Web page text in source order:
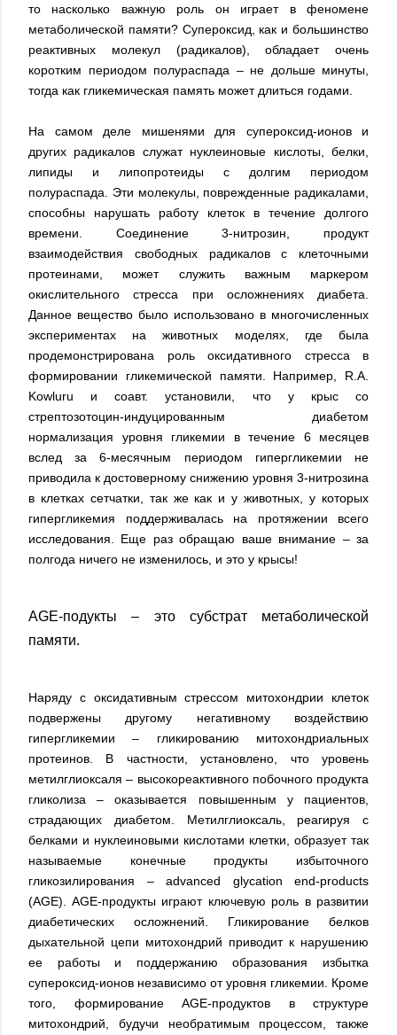
то насколько важную роль он играет в феномене
метаболической памяти? Супероксид, как и большинство
реактивных молекул (радикалов), обладает очень
коротким периодом полураспада – не дольше минуты,
тогда как гликемическая память может длиться годами.
На самом деле мишенями для супероксид-ионов и
других радикалов служат нуклеиновые кислоты, белки,
липиды и липопротеиды с долгим периодом
полураспада. Эти молекулы, поврежденные радикалами,
способны нарушать работу клеток в течение долгого
времени. Соединение 3-нитрозин, продукт
взаимодействия свободных радикалов с клеточными
протеинами, может служить важным маркером
окислительного стресса при осложнениях диабета.
Данное вещество было использовано в многочисленных
экспериментах на животных моделях, где была
продемонстрирована роль оксидативного стресса в
формировании гликемической памяти. Например, R.A.
Kowluru и соавт. установили, что у крыс со
стрептозотоцин-индуцированным диабетом
нормализация уровня гликемии в течение 6 месяцев
вслед за 6-месячным периодом гипергликемии не
приводила к достоверному снижению уровня 3-нитрозина
в клетках сетчатки, так же как и у животных, у которых
гипергликемия поддерживалась на протяжении всего
исследования. Еще раз обращаю ваше внимание – за
полгода ничего не изменилось, и это у крысы!
АGE-подукты – это субстрат метаболической
памяти.
Наряду с оксидативным стрессом митохондрии клеток
подвержены другому негативному воздействию
гипергликемии – гликированию митохондриальных
протеинов. В частности, установлено, что уровень
метилглиоксаля – высокореактивного побочного продукта
гликолиза – оказывается повышенным у пациентов,
страдающих диабетом. Метилглиоксаль, реагируя с
белками и нуклеиновыми кислотами клетки, образует так
называемые конечные продукты избыточного
гликозилирования – advanced glycation end-products
(AGE). AGE-продукты играют ключевую роль в развитии
диабетических осложнений. Гликирование белков
дыхательной цепи митохондрий приводит к нарушению
ее работы и поддержанию образования избытка
супероксид-ионов независимо от уровня гликемии. Кроме
того, формирование AGE-продуктов в структуре
митохондрий, будучи необратимым процессом, также